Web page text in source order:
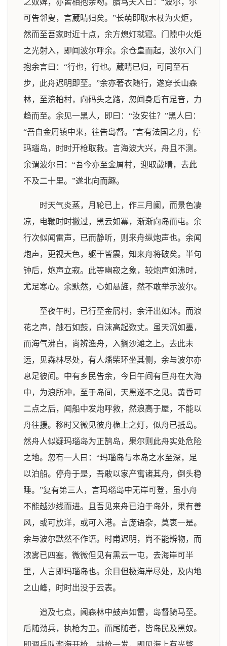
之奴婢，亦皆相抱亲吻。腊笃夫人曰：“波尔，尔
可告邻叟，言葳晴归矣。”长萌即取木杖为火炬，
然而至吾家时近十点，余方熄灯就寝。门隙中火炬
之光射入，即闻波尔呼余。余仓皇而起，波尔入门
抱余言曰：“行也，行也。葳晴已归，可同至石
步，此舟迟明即至。”余亦著衣随行，遂穿长山森
林，至滂柏村，向码头之路，忽闻身后有足音，力
趋而至。余见一黑人，即曰：“汝安往？”黑人曰：
“吾自金屑镇中来，往告岛督。”言有法国之舟，停
玛瑙岛，时时开枪取救。言海波大兴，舟且不测。
余谓波尔曰：“吾今亦至金屑村，迎取葳晴，去此
不及二十里。”遂北向而趣。
时天气炎蒸，月轮已上，作三月阑，而景色凄
凉，电鞭时时撇过，黑云如冪，渐渐向岛而屯。余
行次似闻雷声，已而静听，则来舟纵炮声也。余闻
炮声，更视天色，躯干皆震，知来舟将破矣。半句
钟后，炮声立寂。此等幽寂之象，较炮声如沸时，
尤足寒心。余默然，心如悬旌，然不敢举示波尔。
至夜午时，已行至金屑村，余汗出如沐。而浪
花之声，触石如鼓，白沫高起数丈。虽天沉如墨，
而海气沸白，尚辨渔舟，入搁沙滩之上。去此未
远，见森林尽处，有人燔柴环坐其侧，余与波尔亦
息足彼间。中有乡民告余，今日午间有巨舟在大海
中，为浪所冲，至于岛间，天黑遂不之见。黄昏可
二点之后，闻船中发炮呼救，然浪高于屋，不能以
舟往援。移时又微见彼舟桅上之灯，似舟已抵岛。
然舟人似疑玛瑙岛为正鹄岛，果尔则此舟实处危险
之地。忽有一人曰：“玛瑙岛与本岛之水至深，足
以泊船。停舟于是，吾敢以家产寓诸其舟，倒头稳
睡。”复有第三人，言玛瑙岛中无岸可登，虽小舟
不能越沙线而进。且吾见来舟已泊于岛外，果有善
风，或可放洋，或可入港。言庞语杂，莫衷一是。
余与波尔默然不作语。时甫迟明，尚不能辨物，而
浓雾已四塞，微微但见有黑云一屯，去海岸可半
里，人言即玛瑙岛也。余目但极海岸尽处，及内地
之山峰，时时出没于云表。
迨及七点，闻森林中鼓声如雷，岛督骑马至。
后随劲兵，执枪为卫。而尾随者，皆岛民及黑奴。